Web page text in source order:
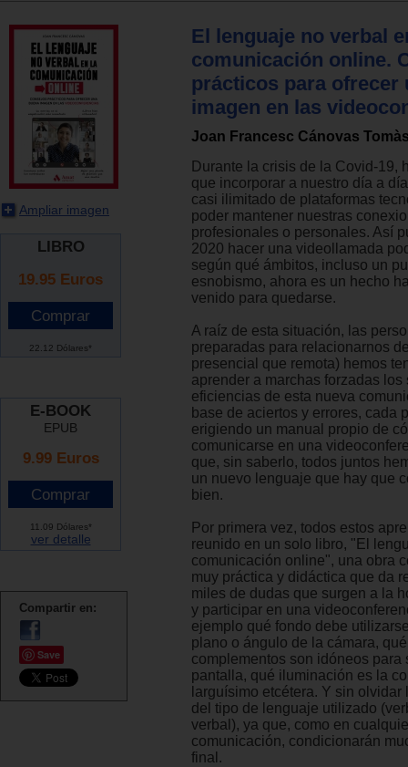
Ampliar imagen
LIBRO
19.95 Euros
22.12 Dólares*
E-BOOK
EPUB
9.99 Euros
11.09 Dólares*
ver detalle
Compartir en:
Save
El lenguaje no verbal
comunicación online.
prácticos para ofrecer
imagen en las
Joan Francesc Cánovas
Durante la crisis de la Covid-19,
que incorporar a nuestro día a
casi ilimitado de plataformas
poder mantener nuestras
profesionales o personales. Así
2020 hacer una videollamada
según qué ámbitos, incluso un
esnobismo, ahora es un hecho
venido para quedarse.
A raíz de esta situación, las
preparadas para relacionarnos
presencial que remota) hemos
aprender a marchas forzadas los
eficiencias de esta nueva
base de aciertos y errores, cada
erigiendo un manual propio de
comunicarse en una
que, sin saberlo, todos juntos
un nuevo lenguaje que hay que
bien.
Por primera vez, todos estos
reunido en un solo libro, "El
comunicación online", una obra
muy práctica y didáctica que da
miles de dudas que surgen a la
y participar en una
ejemplo qué fondo debe
plano o ángulo de la cámara,
complementos son idóneos para
pantalla, qué iluminación es la
larguísimo etcétera. Y sin
del tipo de lenguaje utilizado
verbal), ya que, como en
comunicación, condicionarán
final.